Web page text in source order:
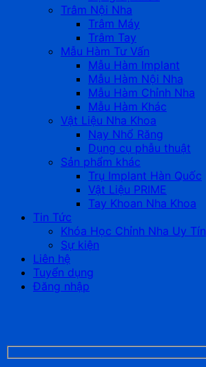
Trâm Nội Nha
Trâm Máy
Trâm Tay
Mẫu Hàm Tư Vấn
Mẫu Hàm Implant
Mẫu Hàm Nội Nha
Mẫu Hàm Chỉnh Nha
Mẫu Hàm Khác
Vật Liệu Nha Khoa
Nạy Nhổ Răng
Dụng cụ phẫu thuật
Sản phẩm khác
Trụ Implant Hàn Quốc
Vật Liệu PRIME
Tay Khoan Nha Khoa
Tin Tức
Khóa Học Chỉnh Nha Uy Tín
Sự kiện
Liên hệ
Tuyển dụng
Đăng nhập